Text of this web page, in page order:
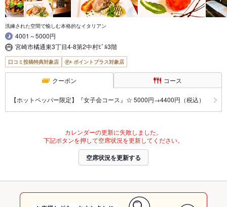
洗練された空間で愉しむ本格的なイタリアン
4001～5000円
宮崎市橘通東3丁目4-8第2中村ﾋﾞﾙ3階
口コミ投稿特典対象店 ポイントプラス対象店
クーポン コース
【ホットペッパー限定】『女子会コース』☆ 5000円→4400円（税込）
カレンダーの更新に失敗しました。
下記ボタンを押して空席状況を更新してください。
空席状況を更新する